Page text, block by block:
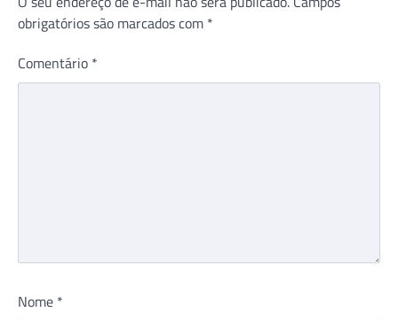
obrigatórios são marcados com *
Comentário *
Nome *